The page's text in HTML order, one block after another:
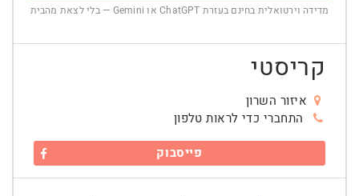
מדידה וירטואלית בחינם בעזרת ChatGPT או Gemini — בלי לצאת מהבית
קריסטי
איזור השרון
התחברי כדי לראות טלפון
פייסבוק